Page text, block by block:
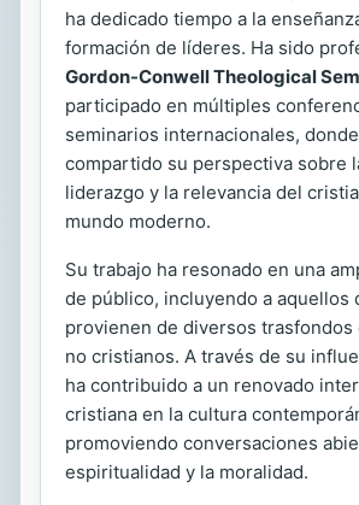
ha dedicado tiempo a la
formación de líderes. Ha sido
Gordon-Conwell Theological
participado en múltiples
seminarios internacionales,
compartido su perspectiva sobre
liderazgo y la relevancia del
mundo moderno.
Su trabajo ha resonado en una
de público, incluyendo a aquellos
provienen de diversos trasfondos
no cristianos. A través de su
ha contribuido a un renovado
cristiana en la cultura
promoviendo conversaciones
espiritualidad y la moralidad.